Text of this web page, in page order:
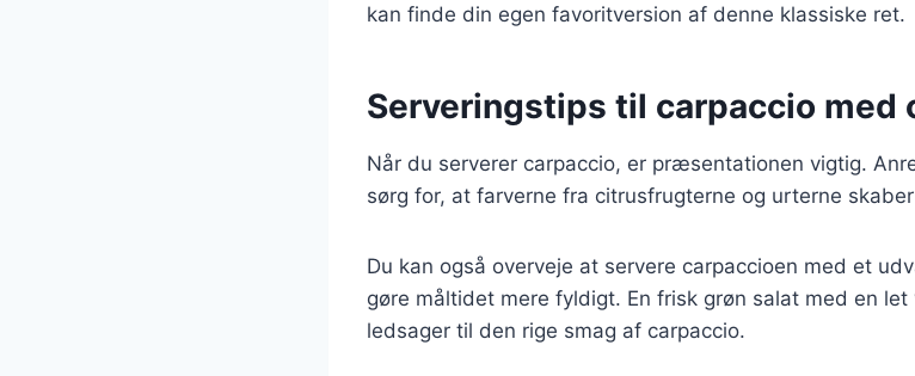
kan finde din egen favoritversion af denne klassiske ret.
Serveringstips til carpaccio
Når du serverer carpaccio, er præsentationen vigtig.
sørg for, at farverne fra citrusfrugterne og urterne
Du kan også overveje at servere carpaccioen med et
gøre måltidet mere fyldigt. En frisk grøn salat med en
ledsager til den rige smag af carpaccio.